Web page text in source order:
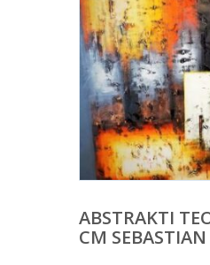
ABSTRAKTI
CM